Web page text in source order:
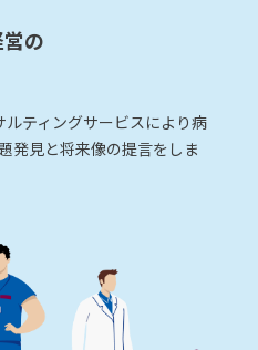
の
ティングサービスにより病
発見と将来像の提言をしま